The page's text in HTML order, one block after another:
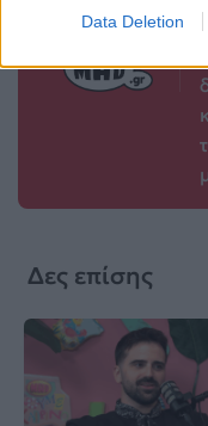
Data Deletion
Δες επίσης